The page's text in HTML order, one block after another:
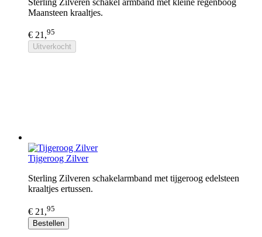
Sterling Zilveren schakel armband met kleine regenboog
Maansteen kraaltjes.
€ 21,95
Uitverkocht
Tijgeroog Zilver
Sterling Zilveren schakelarmband met tijgeroog edelsteen
kraaltjes ertussen.
€ 21,95
Bestellen